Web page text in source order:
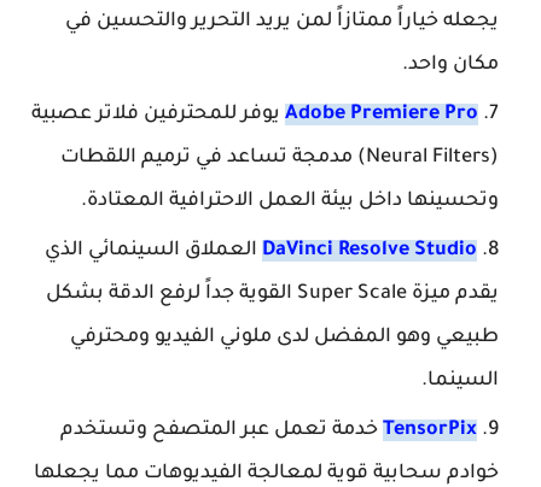
يجعله خياراً ممتازاً لمن يريد التحرير والتحسين في
مكان واحد.
Adobe Premiere Pro يوفر للمحترفين فلاتر عصبية
(Neural Filters) مدمجة تساعد في ترميم اللقطات
وتحسينها داخل بيئة العمل الاحترافية المعتادة.
DaVinci Resolve Studio العملاق السينمائي الذي
يقدم ميزة Super Scale القوية جداً لرفع الدقة بشكل
طبيعي وهو المفضل لدى ملوني الفيديو ومحترفي
السينما.
TensorPix خدمة تعمل عبر المتصفح وتستخدم
خوادم سحابية قوية لمعالجة الفيديوهات مما يجعلها